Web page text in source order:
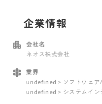
企業情報
会社名
ネオス株式会社
業界
undefined > ソフトウェア
undefined > システムイン